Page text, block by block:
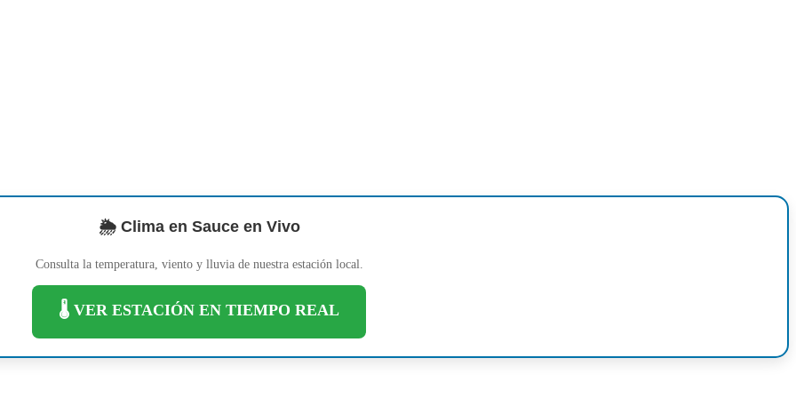
🌦️ Clima en Sauce en Vivo
Consulta la temperatura, viento y lluvia de nuestra estación local.
🌡️ VER ESTACIÓN EN TIEMPO REAL